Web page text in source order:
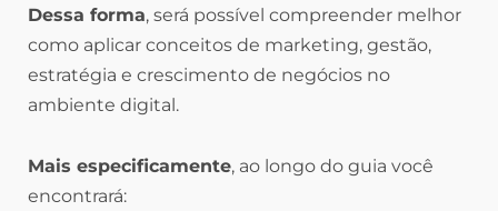
Dessa forma, será possível compreender melhor
como aplicar conceitos de marketing, gestão,
estratégia e crescimento de negócios no
ambiente digital.
Mais especificamente, ao longo do guia você
encontrará: